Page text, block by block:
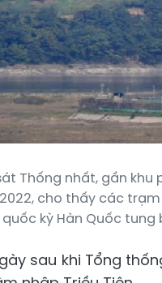
Thống nhất, gần khu
cho thấy các
kỳ Hàn Quốc tung
sau khi Tổng